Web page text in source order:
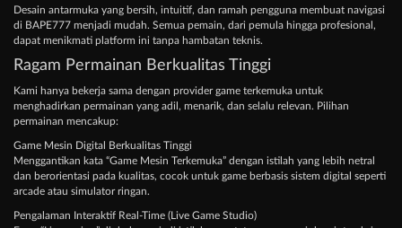
Desain antarmuka yang bersih, intuitif, dan ramah pengguna membuat navigasi
di BAPE777 menjadi mudah. Semua pemain, dari pemula hingga profesional,
dapat menikmati platform ini tanpa hambatan teknis.
Ragam Permainan Berkualitas Tinggi
Kami hanya bekerja sama dengan provider game terkemuka untuk
menghadirkan permainan yang adil, menarik, dan selalu relevan. Pilihan
permainan mencakup:
Game Mesin Digital Berkualitas Tinggi
Menggantikan kata “Game Mesin Terkemuka” dengan istilah yang lebih netral
dan berorientasi pada kualitas, cocok untuk game berbasis sistem digital seperti
arcade atau simulator ringan.
Pengalaman Interaktif Real-Time (Live Game Studio)